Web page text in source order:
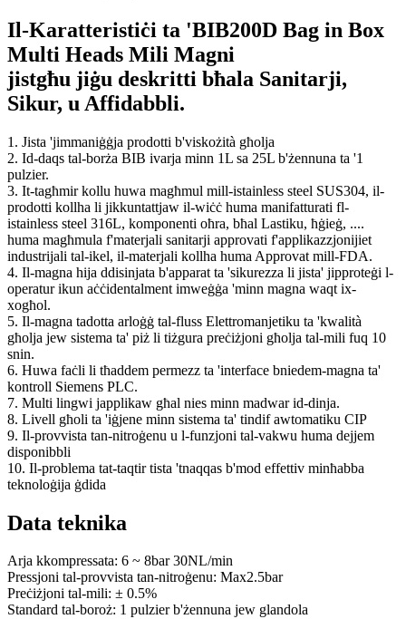
Il-Karatteristiċi ta 'BIB200D Bag in Box
Multi Heads Mili Magni
jistgħu jiġu deskritti bħala Sanitarji,
Sikur, u Affidabbli.
1. Jista 'jimmaniġġja prodotti b'viskożità għolja
2. Id-daqs tal-borża BIB ivarja minn 1L sa 25L b'żennuna ta '1
pulzier.
3. It-tagħmir kollu huwa magħmul mill-istainless steel SUS304, il-
prodotti kollha li jikkuntattjaw il-wiċċ huma manifatturati fl-
istainless steel 316L, komponenti oħra, bħal Lastiku, ħġieġ, ....
huma magħmula f'materjali sanitarji approvati f'applikazzjonijiet
industrijali tal-ikel, il-materjali kollha huma Approvat mill-FDA.
4. Il-magna hija ddisinjata b'apparat ta 'sikurezza li jista' jipproteġi l-
operatur ikun aċċidentalment imweġġa 'minn magna waqt ix-
xogħol.
5. Il-magna tadotta arloġġ tal-fluss Elettromanjetiku ta 'kwalità
għolja jew sistema ta' piż li tiżgura preċiżjoni għolja tal-mili fuq 10
snin.
6. Huwa faċli li tħaddem permezz ta 'interface bniedem-magna ta'
kontroll Siemens PLC.
7. Multi lingwi japplikaw għal nies minn madwar id-dinja.
8. Livell għoli ta 'iġjene minn sistema ta' tindif awtomatiku CIP
9. Il-provvista tan-nitroġenu u l-funzjoni tal-vakwu huma dejjem
disponibbli
10. Il-problema tat-taqtir tista 'tnaqqas b'mod effettiv minħabba
teknoloġija ġdida
Data teknika
Arja kkompressata: 6 ~ 8bar 30NL/min
Pressjoni tal-provvista tan-nitroġenu: Max2.5bar
Preċiżjoni tal-mili: ± 0.5%
Standard tal-boroż: 1 pulzier b'żennuna jew glandola